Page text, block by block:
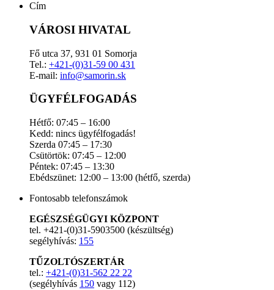
Cím
VÁROSI HIVATAL
Fő utca 37, 931 01 Somorja
Tel.: +421-(0)31-59 00 431
E-mail: info@samorin.sk
ÜGYFÉLFOGADÁS
Hétfő: 07:45 – 16:00
Kedd: nincs ügyfélfogadás!
Szerda 07:45 – 17:30
Csütörtök: 07:45 – 12:00
Péntek: 07:45 – 13:30
Ebédszünet: 12:00 – 13:00 (hétfő, szerda)
Fontosabb telefonszámok
EGÉSZSÉGÜGYI KÖZPONT
tel. +421-(0)31-5903500 (készültség)
segélyhívás: 155
TŰZOLTÓSZERTÁR
tel.: +421-(0)31-562 22 22
(segélyhívás 150 vagy 112)